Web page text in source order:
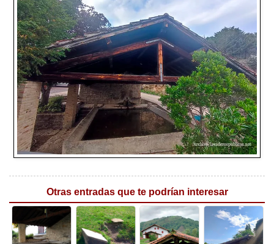
Otras entradas que te podrían interesar